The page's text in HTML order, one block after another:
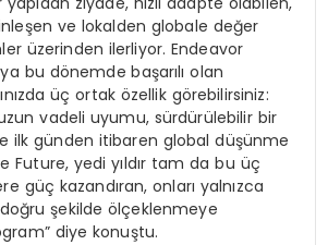
ve lokalden globale değer
üzerinden ilerliyor. Endeavor
bu dönemde başarılı olan
üç ortak özellik görebilirsiniz:
vadeli uyumu, sürdürülebilir bir
ilk günden itibaren global düşünme
Future, yedi yıldır tam da bu üç
güç kazandıran, onları yalnızca
şekilde ölçeklenmeye
diye konuştu.